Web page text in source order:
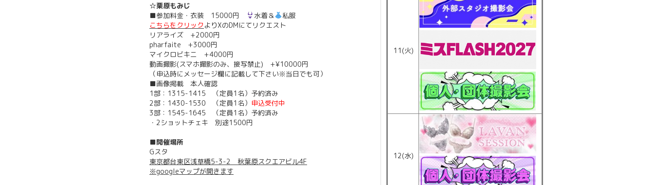
☆栗原もみじ
■参加料金・衣装 15000円
水着＆
私服
こちらをクリック よりXのDMにてリクエスト
リアライズ +2000円
pharfaite +3000円
マイクロビキニ +4000円
動画撮影(スマホ撮影のみ、接写禁止) +¥10000円
（申込時にメッセージ欄に記載して下さい※当日でも可）
■画像掲載 本人確認
1部：1315-1415 （定員1名）予約済み
2部：1430-1530 （定員1名） 申込受付中
3部：1545-1645 （定員1名）予約済み
・2ショットチェキ 別途1500円
■開催場所
Gスタ
東京都台東区浅草橋5-3-2 秋葉原スクエアビル4F
※googleマップが開きます
11(火)
12(水)